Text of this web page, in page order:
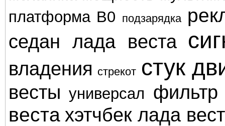
платформа В0
подзарядка
седан лада веста
владения стрекот стук
весты универсал
веста хэтчбек лада